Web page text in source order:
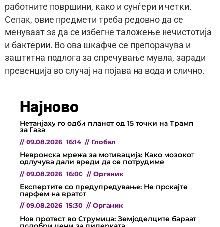
работните површини, како и сунѓери и четки.
Сепак, овие предмети треба редовно да се
менуваат за да се избегне таложење нечистотија
и бактерии. Во ова шкафче се препорачува и
заштитна подлога за спречување мувла, заради
превенција во случај на појава на вода и слично.
Најново
Нетанјаху го одби планот од 15 точки на Трамп
за Газа
// 09.08.2026 16:14 // Глобал
Невронска мрежа за мотивација: Како мозокот
одлучува дали вреди да се потрудиме
// 09.08.2026 16:00 // Органик
Експертите со предупредување: Не прскајте
парфем на вратот
// 09.08.2026 15:30 // Органик
Нов протест во Струмица: Земјоделците бараат